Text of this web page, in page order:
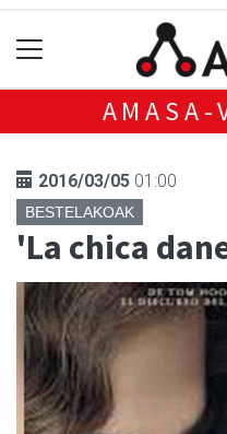
AMASA-
2016/03/05 01:00
BESTELAKOAK
'La chica